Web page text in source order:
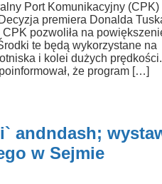
Port Komunikacyjny (CPK)
premiera Donalda
pozwoliła na
te będą wykorzystane na
i kolei dużych prędkości.
że program […]
andndash;
w Sejmie